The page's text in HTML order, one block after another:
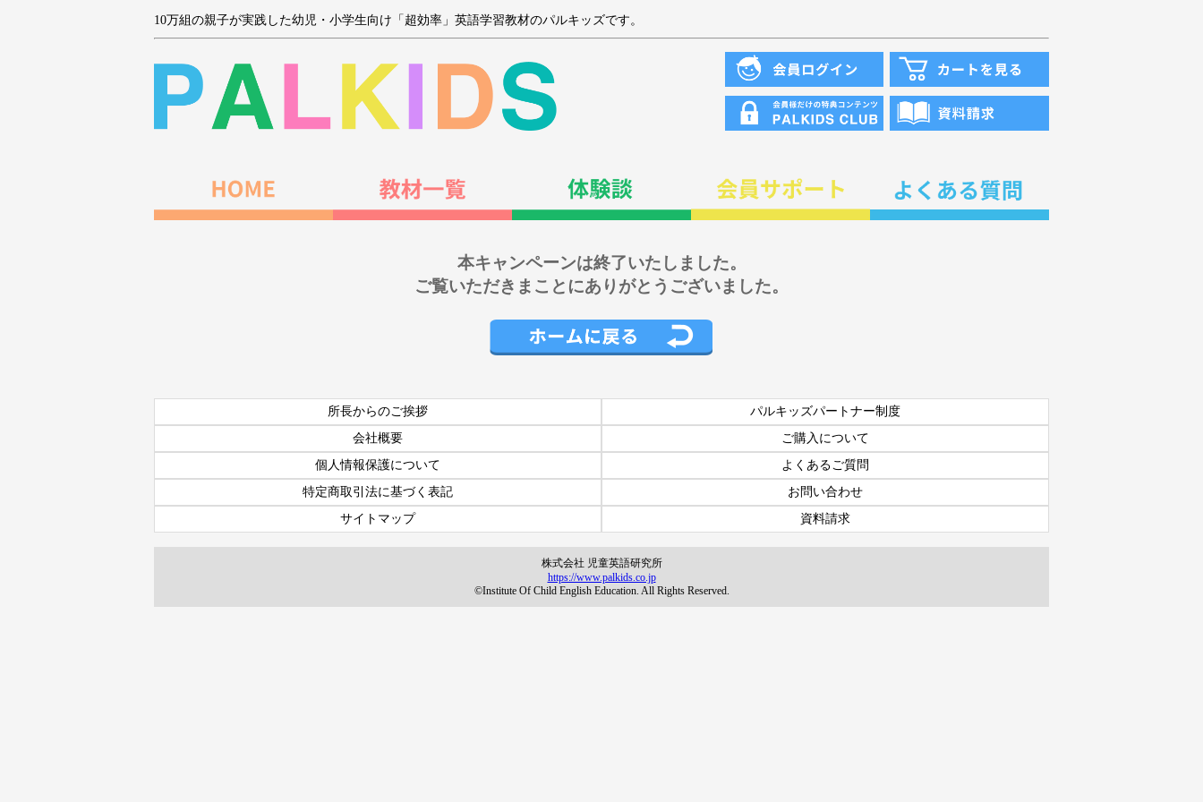
10万組の親子が実践した幼児・小学生向け「超効率」英語学習教材のパルキッズです。
本キャンペーンは終了いたしました。
ご覧いただきまことにありがとうございました。
所長からのご挨拶
パルキッズパートナー制度
会社概要
ご購入について
個人情報保護について
よくあるご質問
特定商取引法に基づく表記
お問い合わせ
サイトマップ
資料請求
株式会社 児童英語研究所
https://www.palkids.co.jp
©Institute Of Child English Education. All Rights Reserved.